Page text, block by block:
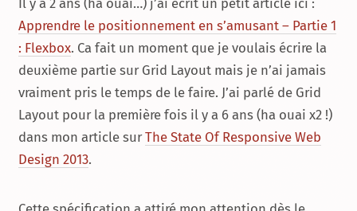
Il y a 2 ans (ha ouai…) j’ai écrit un petit article ici :
Apprendre le positionnement en s’amusant – Partie 1
: Flexbox. Ca fait un moment que je voulais écrire la
deuxième partie sur Grid Layout mais je n’ai jamais
vraiment pris le temps de le faire. J’ai parlé de Grid
Layout pour la première fois il y a 6 ans (ha ouai x2 !)
dans mon article surThe State Of Responsive Web
Design 2013.